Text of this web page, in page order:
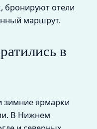
бронируют отели
маршрут.
в
зимние ярмарки
В Нижнем